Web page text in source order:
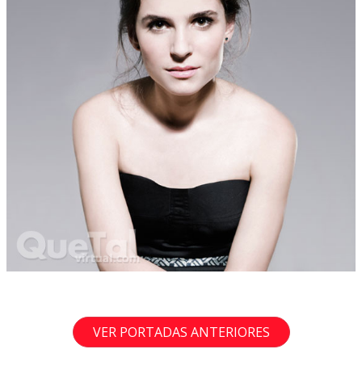
VER PORTADAS ANTERIORES